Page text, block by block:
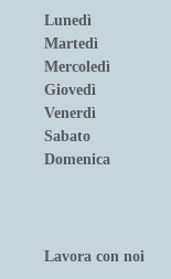
Lunedì
Martedì
Mercoledì
Giovedì
Venerdì
Sabato
Domenica
Lavora con noi